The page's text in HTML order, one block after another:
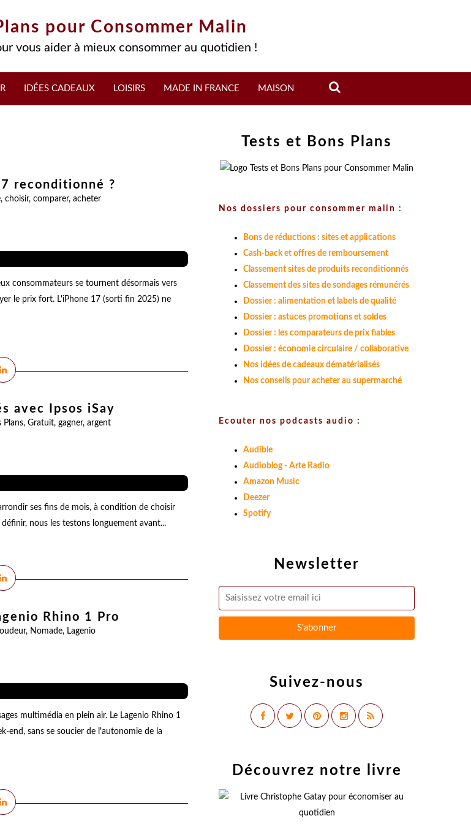
pour Consommer Malin
vous aider à mieux consommer au quotidien !
IDÉES CADEAUX LOISIRS MADE IN FRANCE MAISON
reconditionné ?
, choisir, comparer, acheter
consommateurs se tournent désormais vers
le prix fort. L'iPhone 17 (sorti fin 2025) ne
avec Ipsos iSay
Plans, Gratuit, gagner, argent
ses fins de mois, à condition de choisir
nous les testons longuement avant...
Rhino 1 Pro
, Nomade, Lagenio
multimédia en plein air. Le Lagenio Rhino 1
end, sans se soucier de l'autonomie de la
Newsletter
Suivez-nous
Tests et Bons Plans
Nos dossiers pour consommer malin :
Bons de réductions : sites et applications
Cash-back et offres de remboursement
Classement sites de produits reconditionnés
Classement des sites de sondages rémunérés
Dossier : alimentation et labels de qualité
Dossier : astuces promotions et soldes
Dossier : les comparateurs de prix fiables
Dossier : économie circulaire / collaborative
Nos idées de cadeaux dématérialisés
Nos conseils pour acheter au supermarché
Ecouter nos podcasts audio :
Audible
Audioblog - Arte Radio
Amazon Music
Deezer
Spotify
Découvrez notre livre